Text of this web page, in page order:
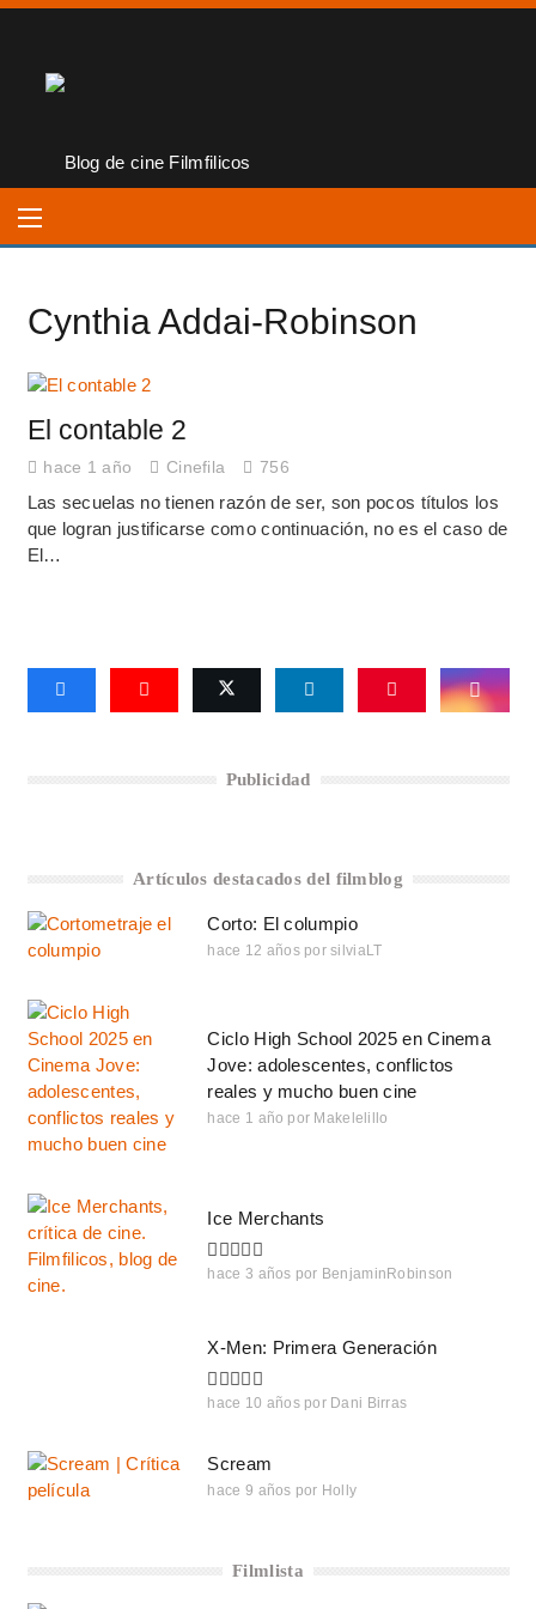
Cynthia Addai-Robinson
El contable 2
hace 1 año Cinefila 756
Las secuelas no tienen razón de ser, son pocos títulos los
que logran justificarse como continuación, no es el caso de
El…
Publicidad
Artículos destacados del filmblog
Corto: El columpio
hace 12 años por silviaLT
Ciclo High School 2025 en Cinema
Jove: adolescentes, conflictos
reales y mucho buen cine
hace 1 año por Makelelillo
Ice Merchants
hace 3 años por BenjaminRobinson
X-Men: Primera Generación
hace 10 años por Dani Birras
Scream
hace 9 años por Holly
Filmlista